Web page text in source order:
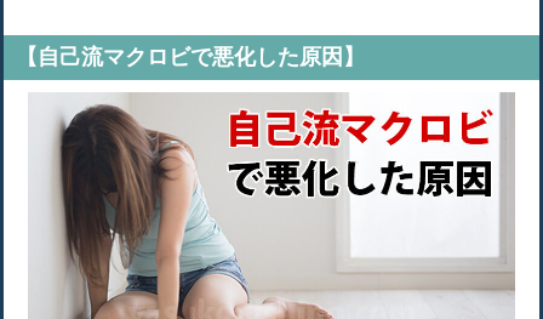
【自己流マクロビで悪化した原因】